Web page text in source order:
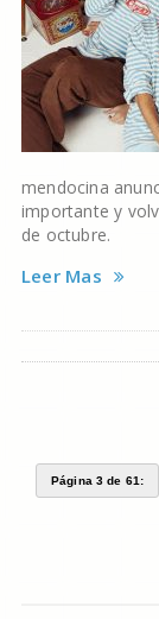
mendocina
importante y
de octubre.
Leer Mas
Página 3 de 61: